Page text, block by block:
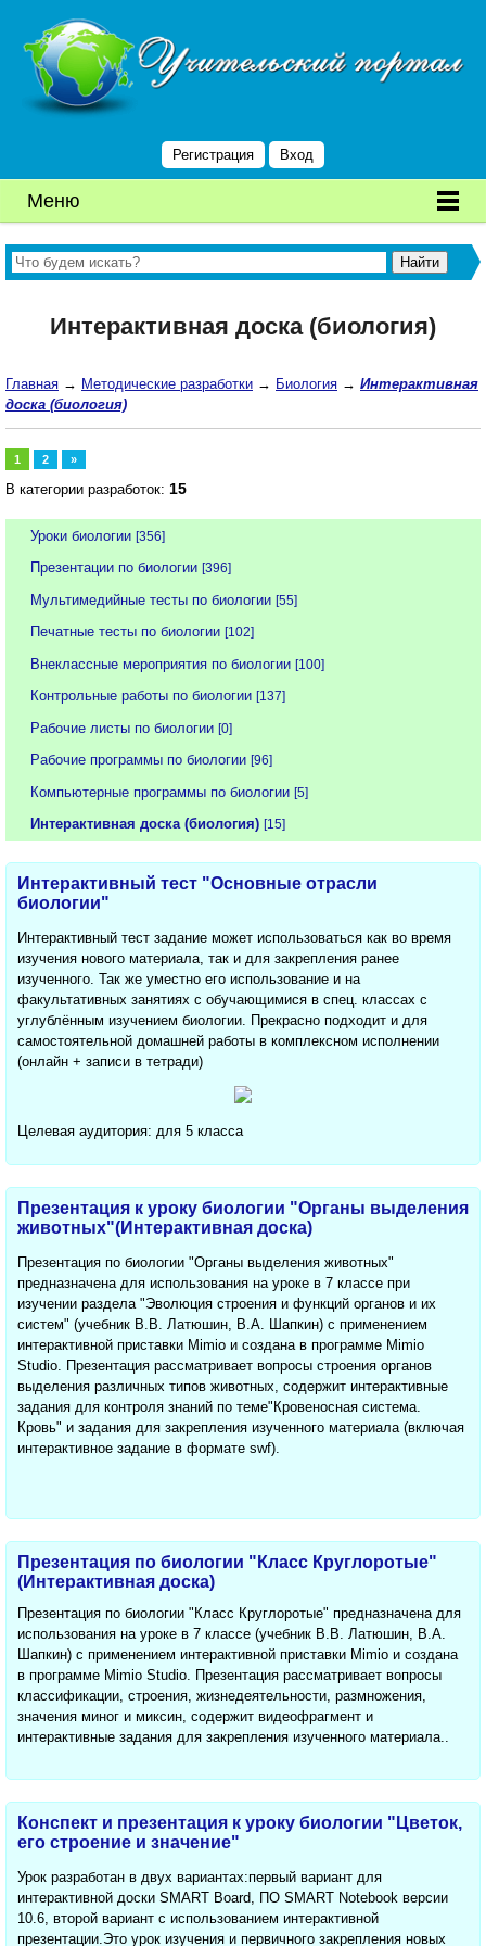
Регистрация Вход
Меню
Интерактивная доска (биология)
Главная → Методические разработки → Биология → Интерактивная
доска (биология)
1 2 »
В категории разработок: 15
Уроки биологии [356]
Презентации по биологии [396]
Мультимедийные тесты по биологии [55]
Печатные тесты по биологии [102]
Внеклассные мероприятия по биологии [100]
Контрольные работы по биологии [137]
Рабочие листы по биологии [0]
Рабочие программы по биологии [96]
Компьютерные программы по биологии [5]
Интерактивная доска (биология) [15]
Интерактивный тест "Основные отрасли
биологии"
Интерактивный тест задание может использоваться как во время
изучения нового материала, так и для закрепления ранее
изученного. Так же уместно его использование и на
факультативных занятиях с обучающимися в спец. классах с
углублённым изучением биологии. Прекрасно подходит и для
самостоятельной домашней работы в комплексном исполнении
(онлайн + записи в тетради)
Целевая аудитория: для 5 класса
Презентация к уроку биологии "Органы выделения
животных"(Интерактивная доска)
Презентация по биологии "Органы выделения животных"
предназначена для использования на уроке в 7 классе при
изучении раздела "Эволюция строения и функций органов и их
систем" (учебник В.В. Латюшин, В.А. Шапкин) с применением
интерактивной приставки Mimio и создана в программе Mimio
Studio. Презентация рассматривает вопросы строения органов
выделения различных типов животных, содержит интерактивные
задания для контроля знаний по теме"Кровеносная система.
Кровь" и задания для закрепления изученного материала (включая
интерактивное задание в формате swf).
Презентация по биологии "Класс Круглоротые"
(Интерактивная доска)
Презентация по биологии "Класс Круглоротые" предназначена для
использования на уроке в 7 классе (учебник В.В. Латюшин, В.А.
Шапкин) с применением интерактивной приставки Mimio и создана
в программе Mimio Studio. Презентация рассматривает вопросы
классификации, строения, жизнедеятельности, размножения,
значения миног и миксин, содержит видеофрагмент и
интерактивные задания для закрепления изученного материала..
Конспект и презентация к уроку биологии "Цветок,
его строение и значение"
Урок разработан в двух вариантах:первый вариант для
интерактивной доски SMART Board, ПО SMART Notebook версии
10.6, второй вариант с использованием интерактивной
презентации.Это урок изучения и первичного закрепления новых